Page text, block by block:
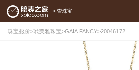
> 查珠宝
珠宝报价>玳美雅珠宝>GAIA FANCY>20046172